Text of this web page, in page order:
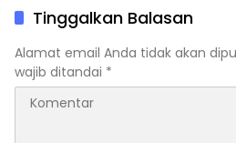
Tinggalkan Balasan
Alamat email Anda tidak akan
wajib ditandai *